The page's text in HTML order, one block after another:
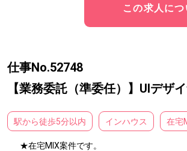
この求人に
仕事No.52748
【業務委託（準委任）】UIデザ
駅から徒歩5分以内 インハウス 在宅
★在宅MIX案件です。